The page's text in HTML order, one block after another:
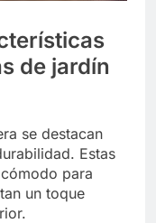
de jardín
se destacan
Estas
para
un toque